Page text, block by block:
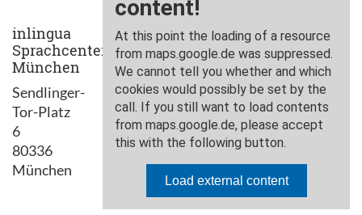
inlingua
Sprachcenter
München
Sendlinger-
Tor-Platz
6
80336
München